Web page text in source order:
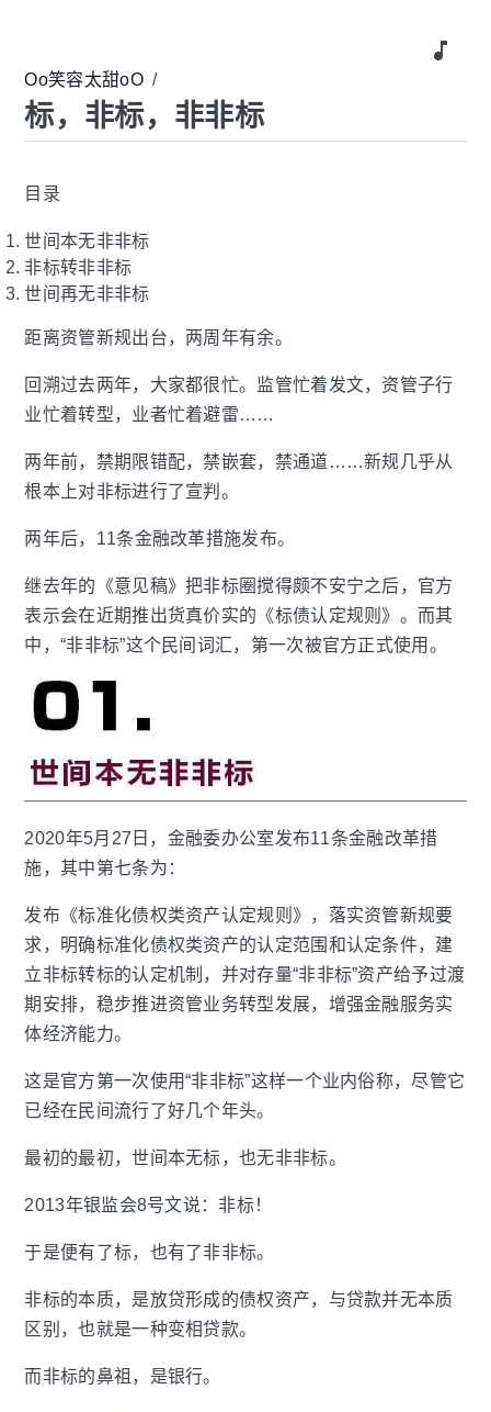
music_note
Oo笑容太甜oO /
标，非标，非非标
目录
世间本无非非标
非标转非非标
世间再无非非标
距离资管新规出台，两周年有余。
回溯过去两年，大家都很忙。监管忙着发文，资管子行
业忙着转型，业者忙着避雷……
两年前，禁期限错配，禁嵌套，禁通道……新规几乎从
根本上对非标进行了宣判。
两年后，11条金融改革措施发布。
继去年的《意见稿》把非标圈搅得颇不安宁之后，官方
表示会在近期推出货真价实的《标债认定规则》。而其
中，“非非标”这个民间词汇，第一次被官方正式使用。
2020年5月27日，金融委办公室发布11条金融改革措
施，其中第七条为：
发布《标准化债权类资产认定规则》，落实资管新规要
求，明确标准化债权类资产的认定范围和认定条件，建
立非标转标的认定机制，并对存量“非非标”资产给予过渡
期安排，稳步推进资管业务转型发展，增强金融服务实
体经济能力。
这是官方第一次使用“非非标”这样一个业内俗称，尽管它
已经在民间流行了好几个年头。
最初的最初，世间本无标，也无非非标。
2013年银监会8号文说：非标！
于是便有了标，也有了非非标。
非标的本质，是放贷形成的债权资产，与贷款并无本质
区别，也就是一种变相贷款。
而非标的鼻祖，是银行。